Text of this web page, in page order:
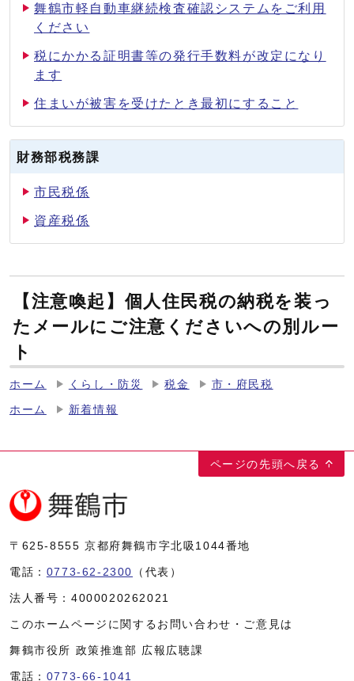
舞鶴市軽自動車継続検査確認システムをご利用
ください
税にかかる証明書等の発行手数料が改定になり
ます
住まいが被害を受けたとき最初にすること
財務部税務課
市民税係
資産税係
【注意喚起】個人住民税の納税を装っ
たメールにご注意くださいへの別ルー
ト
ホーム くらし・防災 税金 市・府民税
ホーム 新着情報
ページの先頭へ戻る
〒625-8555 京都府舞鶴市字北吸1044番地
電話： 0773-62-2300 （代表）
法人番号： 4000020262021
このホームページに関するお問い合わせ・ご意見は
舞鶴市役所 政策推進部 広報広聴課
電話： 0773-66-1041